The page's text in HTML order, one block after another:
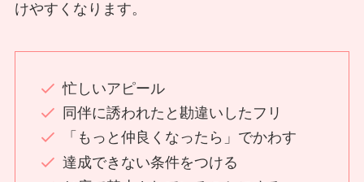
けやすくなります。
忙しいアピール
同伴に誘われたと勘違いしたフリ
「もっと仲良くなったら」でかわす
達成できない条件をつける